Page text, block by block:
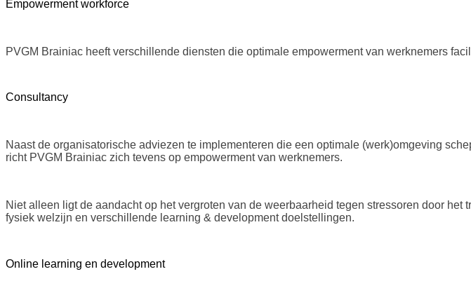
Empowerment workforce
PVGM Brainiac heeft verschillende diensten die optimale empowerment van werknemers
Consultancy
Naast de organisatorische adviezen te implementeren die een optimale (werk)omgeving
richt PVGM Brainiac zich tevens op empowerment van werknemers.
Niet alleen ligt de aandacht op het vergroten van de weerbaarheid tegen stressoren door
fysiek welzijn en verschillende learning & development doelstellingen.
Online learning en development